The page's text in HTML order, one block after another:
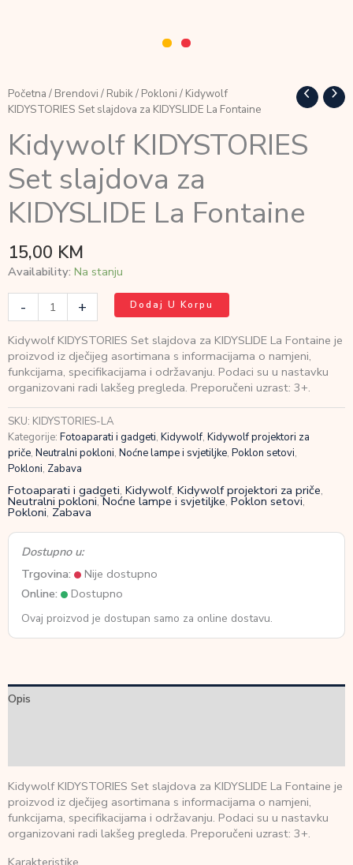
Početna / Brendovi / Rubik/ Pokloni / Kidywolf
KIDYSTORIES Set slajdova za KIDYSLIDE La Fontaine
Kidywolf KIDYSTORIES
Set slajdova za
KIDYSLIDE La Fontaine
15,00 KM
Availability: Na stanju
-
Kidywolf
KIDYSTORIES
slajdova
za
KIDYSLIDE
La
Fontaine
količina
+ Dodaj U Korpu
Kidywolf KIDYSTORIES Set slajdova za KIDYSLIDE La Fontaine je
proizvod iz dječijeg asortimana s informacijama o namjeni,
funkcijama, specifikacijama i održavanju. Podaci su u nastavku
organizovani radi lakšeg pregleda. Preporučeni uzrast: 3+.
SKU: KIDYSTORIES-LA
Kategorije: Fotoaparati i gadgeti, Kidywolf, Kidywolf projektori za
priče, Neutralni pokloni, Noćne lampe i svjetiljke, Poklon setovi,
Pokloni, Zabava
Fotoaparati i gadgeti, Kidywolf, Kidywolf projektori za priče,
Neutralni pokloni,Noćne lampe i svjetiljke,Poklon setovi,
Pokloni, Zabava
Dostupno u:
Trgovina:
Nije dostupno
Online:
Dostupno
Ovaj proizvod je dostupan samo za online dostavu.
Opis
Kidywolf KIDYSTORIES Set slajdova za KIDYSLIDE La Fontaine je
proizvod iz dječijeg asortimana s informacijama o namjeni,
funkcijama, specifikacijama i održavanju. Podaci su u nastavku
organizovani radi lakšeg pregleda. Preporučeni uzrast: 3+.